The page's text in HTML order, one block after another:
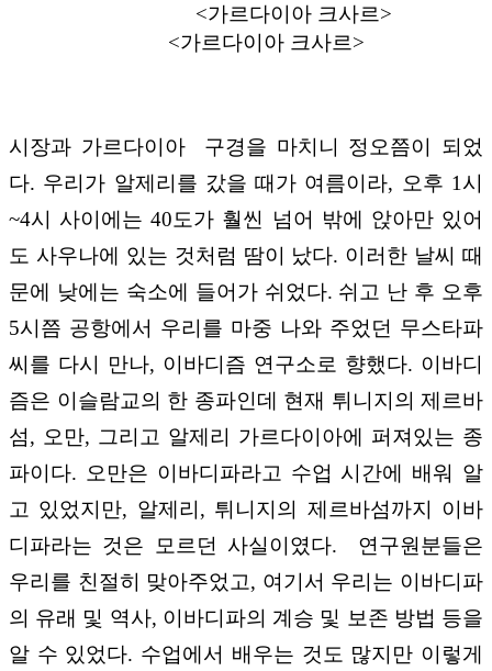
<가르다이아 크사르>
<가르다이아 크사르>
시장과 가르다이아 구경을 마치니 정오쯤이 되었
다. 우리가 알제리를 갔을 때가 여름이라, 오후 1시
~4시 사이에는 40도가 훨씬 넘어 밖에 앉아만 있어
도 사우나에 있는 것처럼 땀이 났다. 이러한 날씨 때
문에 낮에는 숙소에 들어가 쉬었다. 쉬고 난 후 오후
5시쯤 공항에서 우리를 마중 나와 주었던 무스타파
씨를 다시 만나, 이바디즘 연구소로 향했다. 이바디
즘은 이슬람교의 한 종파인데 현재 튀니지의 제르바
섬, 오만, 그리고 알제리 가르다이아에 퍼져있는 종
파이다. 오만은 이바디파라고 수업 시간에 배워 알
고 있었지만, 알제리, 튀니지의 제르바섬까지 이바
디파라는 것은 모르던 사실이였다. 연구원분들은
우리를 친절히 맞아주었고, 여기서 우리는 이바디파
의 유래 및 역사, 이바디파의 계승 및 보존 방법 등을
알 수 있었다. 수업에서 배우는 것도 많지만 이렇게